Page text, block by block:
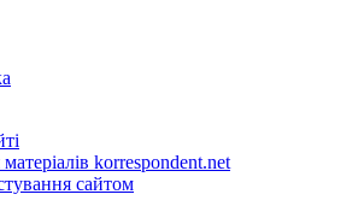
korrespondent.net
сайтом